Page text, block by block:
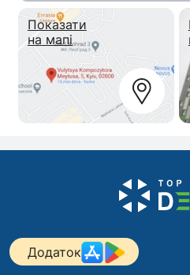
Показати
на мапі
Додаток